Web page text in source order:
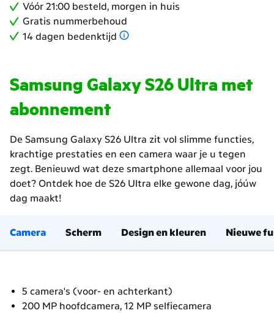
Vóór 21:00 besteld, morgen in huis
Gratis nummerbehoud
14 dagen bedenktijd
Samsung Galaxy S26 Ultra met
abonnement
De Samsung Galaxy S26 Ultra zit vol slimme functies,
krachtige prestaties en een camera waar je u tegen
zegt. Benieuwd wat deze smartphone allemaal voor jou
doet? Ontdek hoe de S26 Ultra elke gewone dag, jóúw
dag maakt!
Camera Scherm Design en kleuren Nieuwe
5 camera's (voor- en achterkant)
200 MP hoofdcamera, 12 MP selfiecamera